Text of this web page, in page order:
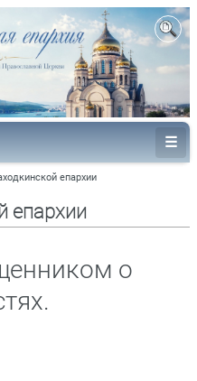
епархии
епархии
о